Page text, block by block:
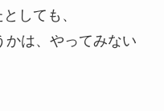
しても、
かは、やってみない